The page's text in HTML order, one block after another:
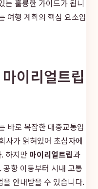
는 훌륭한 가이드가 됩니
여행 계획의 핵심 요소입
이리얼트립
바로 복잡한 대중교통입
사가 얽혀있어 초심자에
하지만 마이리얼트립과
항 이동부터 시내 교통
안내받을 수 있습니다.